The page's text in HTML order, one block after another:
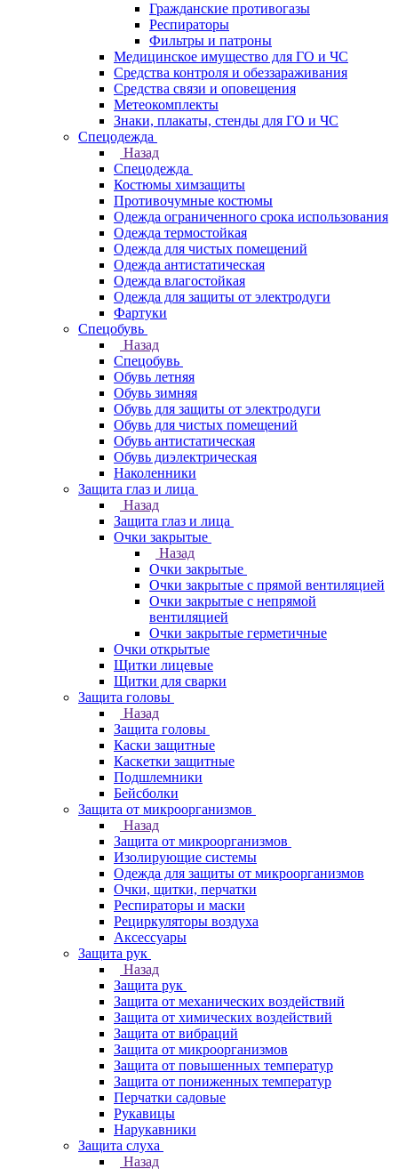
Гражданские противогазы
Респираторы
Фильтры и патроны
Медицинское имущество для ГО и ЧС
Средства контроля и обеззараживания
Средства связи и оповещения
Метеокомплекты
Знаки, плакаты, стенды для ГО и ЧС
Спецодежда
Назад
Спецодежда
Костюмы химзащиты
Противочумные костюмы
Одежда ограниченного срока использования
Одежда термостойкая
Одежда для чистых помещений
Одежда антистатическая
Одежда влагостойкая
Одежда для защиты от электродуги
Фартуки
Спецобувь
Назад
Спецобувь
Обувь летняя
Обувь зимняя
Обувь для защиты от электродуги
Обувь для чистых помещений
Обувь антистатическая
Обувь диэлектрическая
Наколенники
Защита глаз и лица
Назад
Защита глаз и лица
Очки закрытые
Назад
Очки закрытые
Очки закрытые с прямой вентиляцией
Очки закрытые с непрямой
вентиляцией
Очки закрытые герметичные
Очки открытые
Щитки лицевые
Щитки для сварки
Защита головы
Назад
Защита головы
Каски защитные
Каскетки защитные
Подшлемники
Бейсболки
Защита от микроорганизмов
Назад
Защита от микроорганизмов
Изолирующие системы
Одежда для защиты от микроорганизмов
Очки, щитки, перчатки
Респираторы и маски
Рециркуляторы воздуха
Аксессуары
Защита рук
Назад
Защита рук
Защита от механических воздействий
Защита от химических воздействий
Защита от вибраций
Защита от микроорганизмов
Защита от повышенных температур
Защита от пониженных температур
Перчатки садовые
Рукавицы
Нарукавники
Защита слуха
Назад